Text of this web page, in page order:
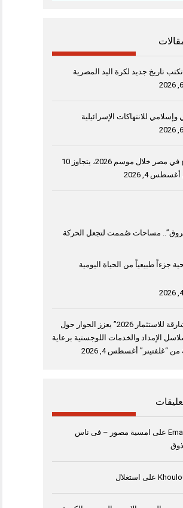
تاريخ جديد لكرة اليد المصرية
للانتهاكات الإسرائيلية
إنتاج القمح في مصر خلال موسم 2026، يتجاوز 10
أغسطس 4, 2026
مساحات صُممت لتجعل الحركة
جزءاً طبيعياً من الحياة اليومية
“منتدى الشارقة للاستثمار 2026” يعزز الحوار حول
الإمداد والخدمات اللوجستية برعاية
من “غلفتينر” أغسطس 4, 2026
على امسية مصور – فى ناس
على استغلال